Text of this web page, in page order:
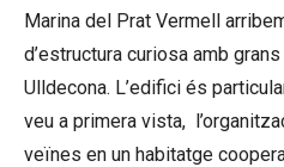
Marina del Prat Vermell
d’estructura curiosa amb
Ulldecona. L’edifici és
veu a primera vista,
veïnes en un habitatge